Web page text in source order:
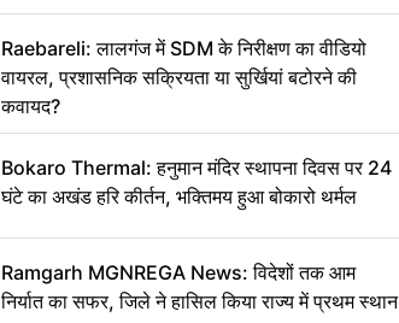
Raebareli: लालगंज में SDM के निरीक्षण का वीडियो
वायरल, प्रशासनिक सक्रियता या सुर्खियां बटोरने की
कवायद?
Bokaro Thermal: हनुमान मंदिर स्थापना दिवस पर 24
घंटे का अखंड हरि कीर्तन, भक्तिमय हुआ बोकारो थर्मल
Ramgarh MGNREGA News: विदेशों तक आम
निर्यात का सफर, जिले ने हासिल किया राज्य में प्रथम स्थान